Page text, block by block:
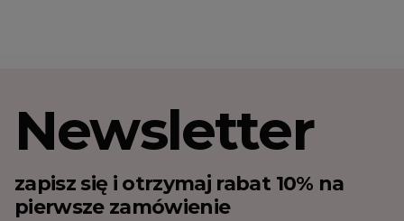
Newsletter
zapisz się i otrzymaj rabat 10% na
pierwsze zamówienie